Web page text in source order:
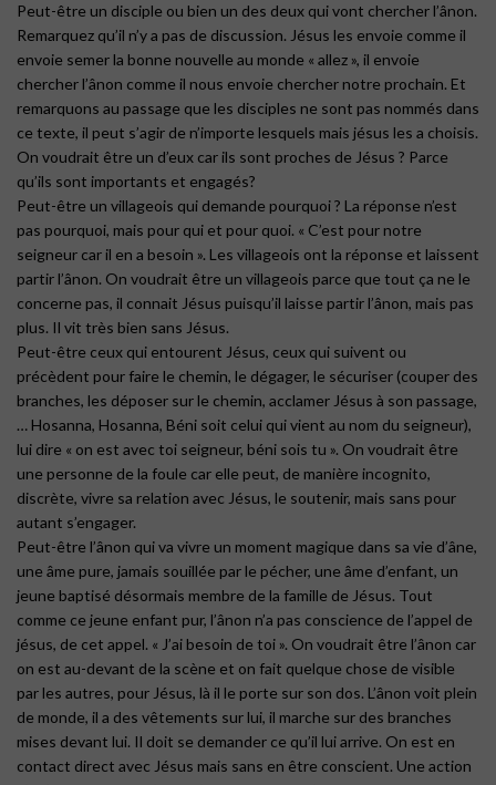
Peut-être un disciple ou bien un des deux qui vont chercher l’ânon.
Remarquez qu’il n’y a pas de discussion. Jésus les envoie comme il
envoie semer la bonne nouvelle au monde « allez », il envoie
chercher l’ânon comme il nous envoie chercher notre prochain. Et
remarquons au passage que les disciples ne sont pas nommés dans
ce texte, il peut s’agir de n’importe lesquels mais jésus les a choisis.
On voudrait être un d’eux car ils sont proches de Jésus ? Parce
qu’ils sont importants et engagés?
Peut-être un villageois qui demande pourquoi ? La réponse n’est
pas pourquoi, mais pour qui et pour quoi. « C’est pour notre
seigneur car il en a besoin ». Les villageois ont la réponse et laissent
partir l’ânon. On voudrait être un villageois parce que tout ça ne le
concerne pas, il connait Jésus puisqu’il laisse partir l’ânon, mais pas
plus. Il vit très bien sans Jésus.
Peut-être ceux qui entourent Jésus, ceux qui suivent ou
précèdent pour faire le chemin, le dégager, le sécuriser (couper des
branches, les déposer sur le chemin, acclamer Jésus à son passage,
… Hosanna, Hosanna, Béni soit celui qui vient au nom du seigneur),
lui dire « on est avec toi seigneur, béni sois tu ». On voudrait être
une personne de la foule car elle peut, de manière incognito,
discrète, vivre sa relation avec Jésus, le soutenir, mais sans pour
autant s’engager.
Peut-être l’ânon qui va vivre un moment magique dans sa vie d’âne,
une âme pure, jamais souillée par le pécher, une âme d’enfant, un
jeune baptisé désormais membre de la famille de Jésus. Tout
comme ce jeune enfant pur, l’ânon n’a pas conscience de l’appel de
jésus, de cet appel. « J’ai besoin de toi ». On voudrait être l’ânon car
on est au-devant de la scène et on fait quelque chose de visible
par les autres, pour Jésus, là il le porte sur son dos. L’ânon voit plein
de monde, il a des vêtements sur lui, il marche sur des branches
mises devant lui. Il doit se demander ce qu’il lui arrive. On est en
contact direct avec Jésus mais sans en être conscient. Une action